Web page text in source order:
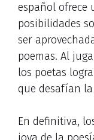
español ofrece
posibilidades
ser
poemas. Al
los poetas
que desafían
En definitiva,